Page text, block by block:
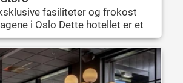
fasiliteter og frokost
i Oslo Dette hotellet er et